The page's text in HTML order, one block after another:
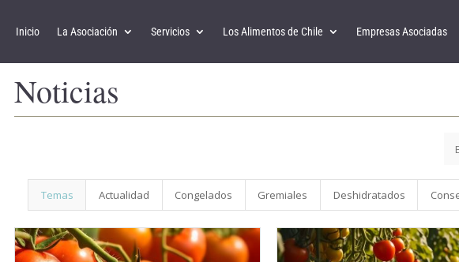
Inicio La Asociación Servicios Los Alimentos de Chile Empresas Asociadas
Noticias
Temas Actualidad Congelados Gremiales Deshidratados